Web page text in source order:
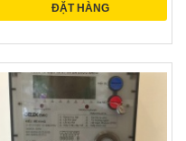
ĐẶT HÀNG